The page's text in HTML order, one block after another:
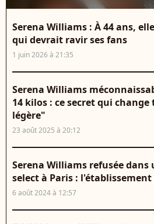
Serena Williams : À 44 ans,
qui devrait ravir ses fans
1 juin 2026 à 21:35
Serena Williams
14 kilos : ce secret qui change
légère"
23 août 2025 à 20:12
Serena Williams refusée
select à Paris :
6 août 2024 à 12:57